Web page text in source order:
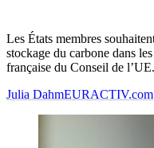
Les États membres
stockage du carbone dans
française du Conseil de l’UE.
Julia DahmEURACTIV.com